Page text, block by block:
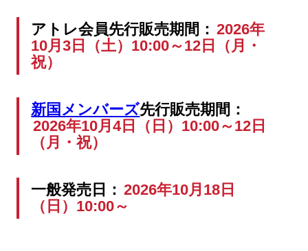
アトレ会員先行販売期間： 2026年
10月3日（土）10:00～12日（月・
祝）
新国メンバーズ先行販売期間：
2026年10月4日（日）10:00～12日
（月・祝）
一般発売日： 2026年10月18日
（日）10:00～